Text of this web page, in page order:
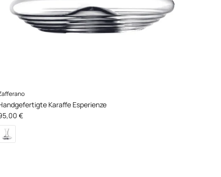
Karaffe Esperienze
Preis
€